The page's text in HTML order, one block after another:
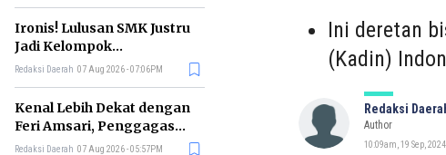
Ironis! Lulusan SMK Justru
Jadi Kelompok
Pengangguran Terbanyak
Redaksi Daerah 07 Aug 2026 - 07:06PM
Kenal Lebih Dekat dengan
Feri Amsari, Penggagas
Kabinet Bayangan
Redaksi Daerah 07 Aug 2026 - 05:57PM
Ini deretan
(Kadin)
Redaksi
Author
10:09am, 19 Sep, 2024